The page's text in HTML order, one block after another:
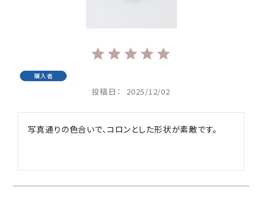
購入者
投稿日 2025/12/02
写真通りの色合いで、コロンとした形状が素敵です。